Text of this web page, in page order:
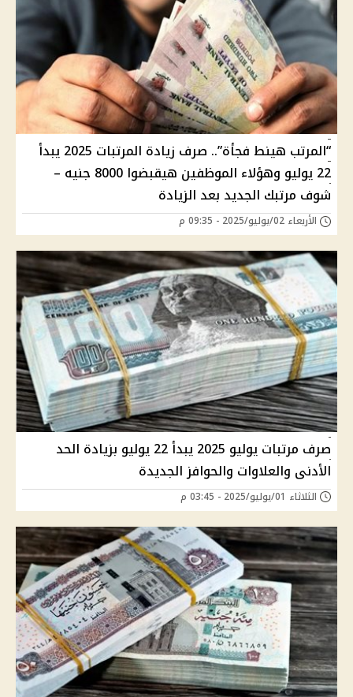
“المرتب هينط فجأة”.. صرف زيادة المرتبات 2025 يبدأ
22 يوليو وهؤلاء الموظفين هيقبضوا 8000 جنيه –
شوف مرتبك الجديد بعد الزيادة
الأربعاء 02/يوليو/2025 - 09:35 م
صرف مرتبات يوليو 2025 يبدأ 22 يوليو بزيادة الحد
الأدنى والعلاوات والحوافز الجديدة
الثلاثاء 01/يوليو/2025 - 03:45 م